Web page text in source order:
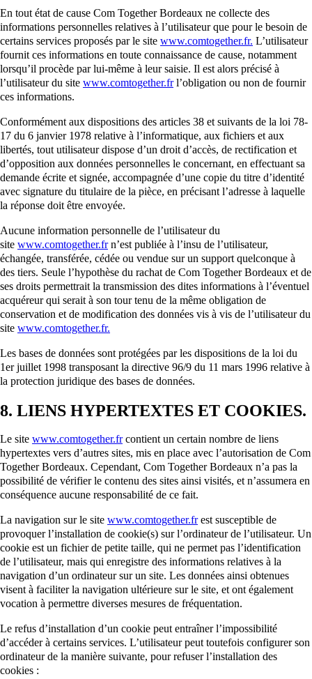
En tout état de cause Com Together Bordeaux ne collecte des
informations personnelles relatives à l’utilisateur que pour le besoin de
certains services proposés par le site www.comtogether.fr. L’utilisateur
fournit ces informations en toute connaissance de cause, notamment
lorsqu’il procède par lui-même à leur saisie. Il est alors précisé à
l’utilisateur du site www.comtogether.frl’obligation ou non de fournir
ces informations.
Conformément aux dispositions des articles 38 et suivants de la loi 78-
17 du 6 janvier 1978 relative à l’informatique, aux fichiers et aux
libertés, tout utilisateur dispose d’un droit d’accès, de rectification et
d’opposition aux données personnelles le concernant, en effectuant sa
demande écrite et signée, accompagnée d’une copie du titre d’identité
avec signature du titulaire de la pièce, en précisant l’adresse à laquelle
la réponse doit être envoyée.
Aucune information personnelle de l’utilisateur du
site www.comtogether.frn’est publiée à l’insu de l’utilisateur,
échangée, transférée, cédée ou vendue sur un support quelconque à
des tiers. Seule l’hypothèse du rachat de Com Together Bordeaux et de
ses droits permettrait la transmission des dites informations à l’éventuel
acquéreur qui serait à son tour tenu de la même obligation de
conservation et de modification des données vis à vis de l’utilisateur du
site www.comtogether.fr.
Les bases de données sont protégées par les dispositions de la loi du
1er juillet 1998 transposant la directive 96/9 du 11 mars 1996 relative à
la protection juridique des bases de données.
8. LIENS HYPERTEXTES ET COOKIES.
Le site www.comtogether.frcontient un certain nombre de liens
hypertextes vers d’autres sites, mis en place avec l’autorisation de Com
Together Bordeaux. Cependant, Com Together Bordeaux n’a pas la
possibilité de vérifier le contenu des sites ainsi visités, et n’assumera en
conséquence aucune responsabilité de ce fait.
La navigation sur le site www.comtogether.frest susceptible de
provoquer l’installation de cookie(s) sur l’ordinateur de l’utilisateur. Un
cookie est un fichier de petite taille, qui ne permet pas l’identification
de l’utilisateur, mais qui enregistre des informations relatives à la
navigation d’un ordinateur sur un site. Les données ainsi obtenues
visent à faciliter la navigation ultérieure sur le site, et ont également
vocation à permettre diverses mesures de fréquentation.
Le refus d’installation d’un cookie peut entraîner l’impossibilité
d’accéder à certains services. L’utilisateur peut toutefois configurer son
ordinateur de la manière suivante, pour refuser l’installation des
cookies :